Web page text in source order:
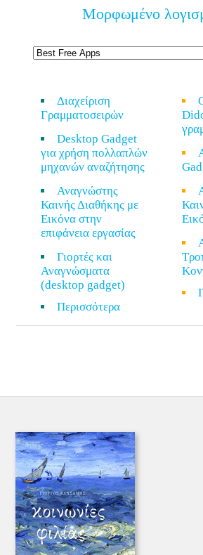
Μορφωμένο
Διαχείριση
Γραμματοσειρών
Desktop Gadget
για χρήση πολλαπλών
μηχανών αναζήτησης
Αναγνώστης
Καινής Διαθήκης με
Εικόνα στην
επιφάνεια εργασίας
Γιορτές και
Αναγνώσματα
(desktop gadget)
Περισσότερα